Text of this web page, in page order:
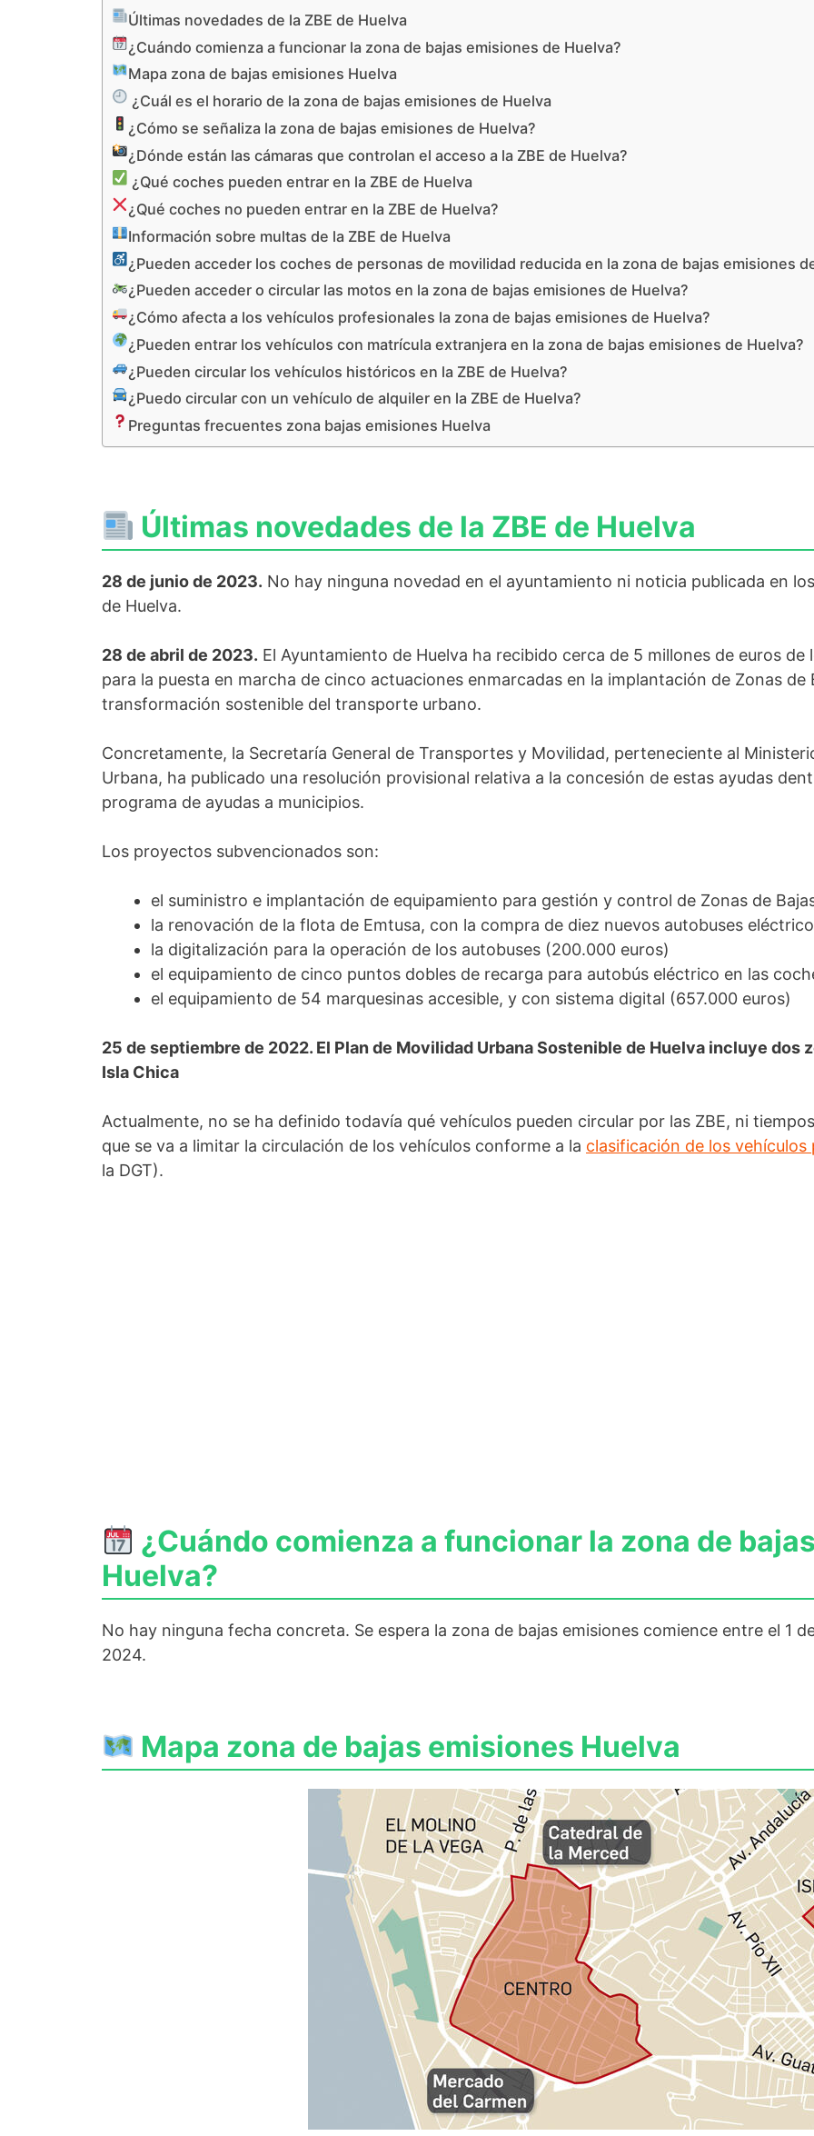
Últimas novedades de la ZBE de Huelva
¿Cuándo comienza a funcionar la zona de bajas emisiones de Huelva?
Mapa zona de bajas emisiones Huelva
¿Cuál es el horario de la zona de bajas emisiones de Huelva
¿Cómo se señaliza la zona de bajas emisiones de Huelva?
¿Dónde están las cámaras que controlan el acceso a la ZBE de Huelva?
¿Qué coches pueden entrar en la ZBE de Huelva
¿Qué coches no pueden entrar en la ZBE de Huelva?
Información sobre multas de la ZBE de Huelva
¿Pueden acceder los coches de personas de movilidad reducida en la zona de bajas emisiones
¿Pueden acceder o circular las motos en la zona de bajas emisiones de Huelva?
¿Cómo afecta a los vehículos profesionales la zona de bajas emisiones de Huelva?
¿Pueden entrar los vehículos con matrícula extranjera en la zona de bajas emisiones de Huelva?
¿Pueden circular los vehículos históricos en la ZBE de Huelva?
¿Puedo circular con un vehículo de alquiler en la ZBE de Huelva?
Preguntas frecuentes zona bajas emisiones Huelva
Últimas novedades de la ZBE de Huelva
28 de junio de 2023. No hay ninguna novedad en el ayuntamiento ni noticia publicada en
de Huelva.
28 de abril de 2023. El Ayuntamiento de Huelva ha recibido cerca de 5 millones de euros
para la puesta en marcha de cinco actuaciones enmarcadas en la implantación de Zonas de
transformación sostenible del transporte urbano.
Concretamente, la Secretaría General de Transportes y Movilidad, perteneciente al
Urbana, ha publicado una resolución provisional relativa a la concesión de estas ayudas
programa de ayudas a municipios.
Los proyectos subvencionados son:
el suministro e implantación de equipamiento para gestión y control de Zonas de
la renovación de la flota de Emtusa, con la compra de diez nuevos autobuses
la digitalización para la operación de los autobuses (200.000 euros)
el equipamiento de cinco puntos dobles de recarga para autobús eléctrico en las
el equipamiento de 54 marquesinas accesible, y con sistema digital (657.000 euros)
25 de septiembre de 2022. El Plan de Movilidad Urbana Sostenible de Huelva incluye dos
Isla Chica
Actualmente, no se ha definido todavía qué vehículos pueden circular por las ZBE, ni
que se va a limitar la circulación de los vehículos conforme a la clasificación de los vehículos
la DGT).
¿Cuándo comienza a funcionar la zona de
Huelva?
No hay ninguna fecha concreta. Se espera la zona de bajas emisiones comience entre el 1
2024.
Mapa zona de bajas emisiones Huelva